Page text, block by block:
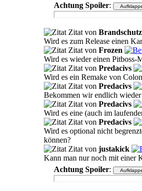
Achtung Spoiler:
Zitat von
Wird es zum Release einen
Zitat von Frozen
Wird es wieder einen Pitboss-
Zitat von Predacivs
Wird es ein Remake von
Zitat von Predacivs
Bekommen wir endlich wieder
Zitat von Predacivs
Wird es eine (auch im
Zitat von Predacivs
Wird es optional nicht
können?
Zitat von justakick
Kann man nur noch mit einer
Achtung Spoiler: